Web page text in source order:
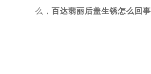
么， 百达翡丽后盖生锈怎么回事